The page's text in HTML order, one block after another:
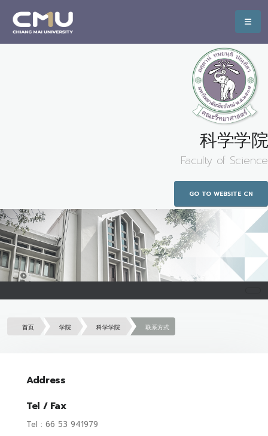
科学学院
Faculty of Science
GO TO WEBSITE CN
首页 学院 科学学院 联系方式
Address
Tel / Fax
Tel : 66 53 941979